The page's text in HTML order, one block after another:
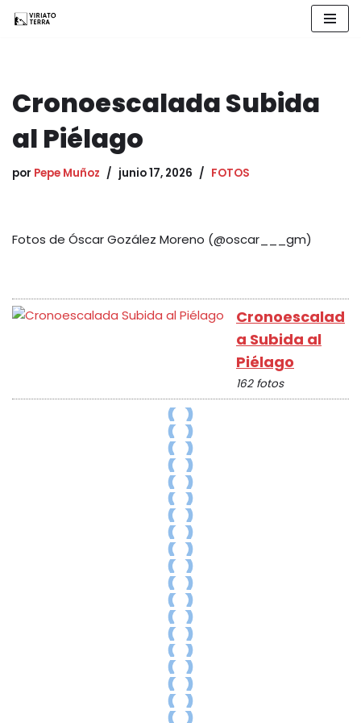
Cronoescalada Subida
al Piélago
por Pepe Muñoz junio 17, 2026 FOTOS
Fotos de Óscar Gozález Moreno (@oscar___gm)
Cronoescalad
a Subida al
Piélago
162 fotos